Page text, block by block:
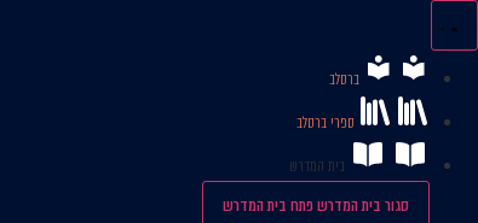
לתוכן
ברסלב
ספרי ברסלב
בית המדרש
סגור בית המדרשפתח בית המדרש